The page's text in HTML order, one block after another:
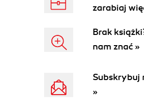
Odzyskiwanie poprzedniej
Metadane (60)
Kategoryzowanie plików (60)
Wyszukiwanie plików i
Konfigurowanie
Konfigurowanie wyszukiwania
zarabiaj
Brak
nam znać »
Subskrybuj
»